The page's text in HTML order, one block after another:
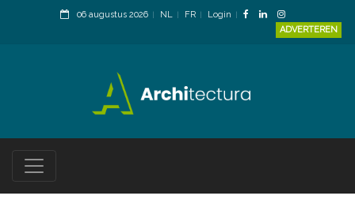
06 augustus 2026 NL FR
Login
ADVERTEREN